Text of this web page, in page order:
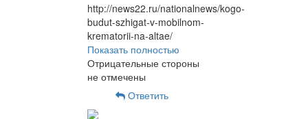
http://news22.ru/nationalnews/kogo-
budut-szhigat-v-mobilnom-
krematorii-na-altae/
Показать полностью
Отрицательные стороны
не отмечены
Ответить